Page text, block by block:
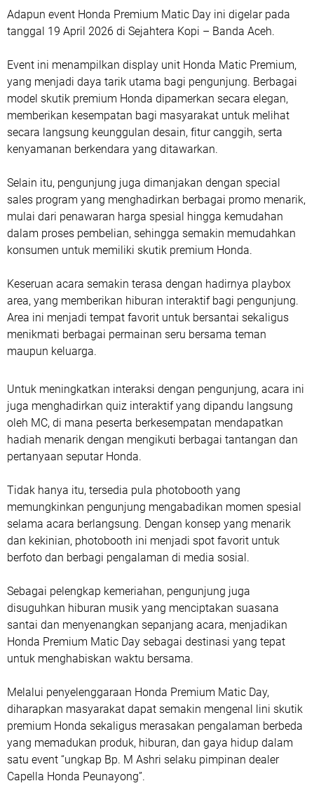
Adapun event Honda Premium Matic Day ini digelar pada
tanggal 19 April 2026 di Sejahtera Kopi – Banda Aceh.
Event ini menampilkan display unit Honda Matic Premium,
yang menjadi daya tarik utama bagi pengunjung. Berbagai
model skutik premium Honda dipamerkan secara elegan,
memberikan kesempatan bagi masyarakat untuk melihat
secara langsung keunggulan desain, fitur canggih, serta
kenyamanan berkendara yang ditawarkan.
Selain itu, pengunjung juga dimanjakan dengan special
sales program yang menghadirkan berbagai promo menarik,
mulai dari penawaran harga spesial hingga kemudahan
dalam proses pembelian, sehingga semakin memudahkan
konsumen untuk memiliki skutik premium Honda.
Keseruan acara semakin terasa dengan hadirnya playbox
area, yang memberikan hiburan interaktif bagi pengunjung.
Area ini menjadi tempat favorit untuk bersantai sekaligus
menikmati berbagai permainan seru bersama teman
maupun keluarga.
Untuk meningkatkan interaksi dengan pengunjung, acara ini
juga menghadirkan quiz interaktif yang dipandu langsung
oleh MC, di mana peserta berkesempatan mendapatkan
hadiah menarik dengan mengikuti berbagai tantangan dan
pertanyaan seputar Honda.
Tidak hanya itu, tersedia pula photobooth yang
memungkinkan pengunjung mengabadikan momen spesial
selama acara berlangsung. Dengan konsep yang menarik
dan kekinian, photobooth ini menjadi spot favorit untuk
berfoto dan berbagi pengalaman di media sosial.
Sebagai pelengkap kemeriahan, pengunjung juga
disuguhkan hiburan musik yang menciptakan suasana
santai dan menyenangkan sepanjang acara, menjadikan
Honda Premium Matic Day sebagai destinasi yang tepat
untuk menghabiskan waktu bersama.
Melalui penyelenggaraan Honda Premium Matic Day,
diharapkan masyarakat dapat semakin mengenal lini skutik
premium Honda sekaligus merasakan pengalaman berbeda
yang memadukan produk, hiburan, dan gaya hidup dalam
satu event “ungkap Bp. M Ashri selaku pimpinan dealer
Capella Honda Peunayong”.